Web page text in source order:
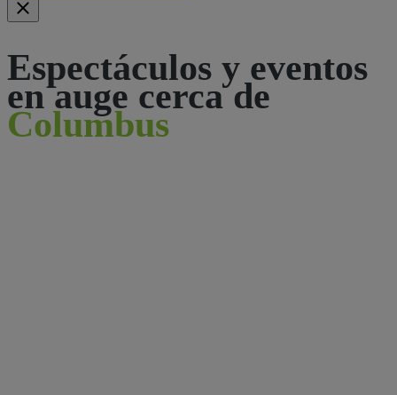
Espectáculos y eventos
en auge cerca de
Columbus